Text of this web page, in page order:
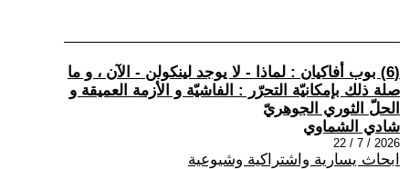
(6) بوب أفاكيان : لماذا - لا يوجد لينكولن - الآن ، و ما
صلة ذلك بإمكانيّة التحرّر : الفاشيّة و الأزمة العميقة و
الحلّ الثوري الجوهريّ
شادي الشماوي
2026 / 7 / 22
ابحاث يسارية واشتراكية وشيوعية